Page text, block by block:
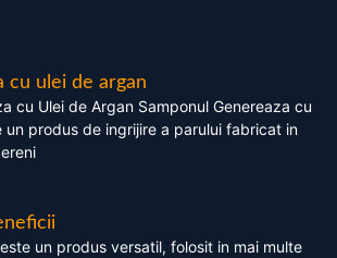
cu ulei de argan
cu Ulei de Argan Samponul Genereaza cu
un produs de ingrijire a parului fabricat in
un produs versatil, folosit in mai multe